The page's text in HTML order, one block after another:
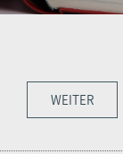
WEITER